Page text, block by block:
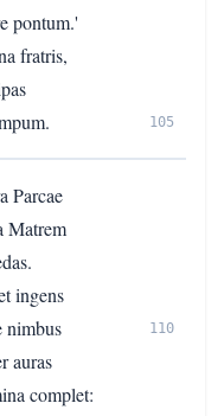
pontum.'
fratris,
105
Parcae
Matrem
ingens
nimbus
110
auras
complet: